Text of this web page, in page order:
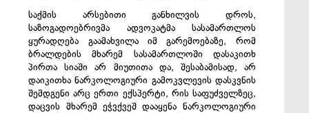
საქმის არსებითი განხილვის დროს,
საზოგადოებრივმა ადვოკატმა სასამართლოს
ყურადღება გაამახვილა იმ გარემოებაზე, რომ
ბრალდების მხარემ სასამართლოში დასაკითხ
პირთა სიაში არ მიუთითა და, შესაბამისად, არ
დაიკითხა ნარკოლოგიური გამოკვლევის დასკვნის
შემდგენი არც ერთი ექსპერტი, რის საფუძველზეც,
დაცვის მხარემ ეჭვქვეშ დააყენა ნარკოლოგიური